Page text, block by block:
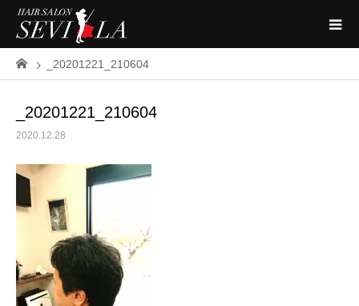
_20201221_210604
_20201221_210604
2020.12.28